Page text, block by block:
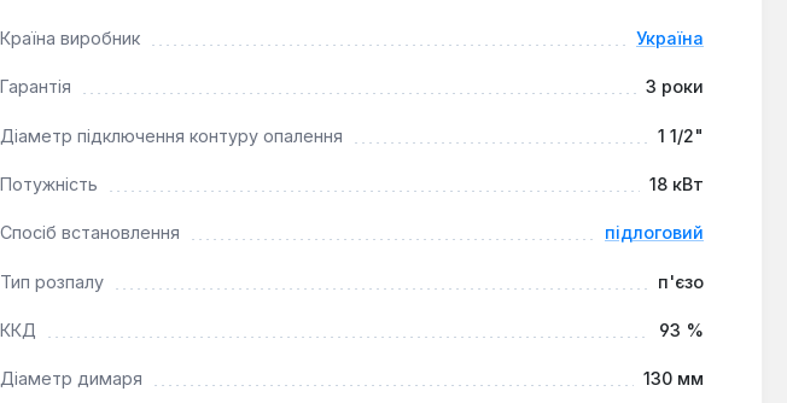
опалення з підключенням до димоходу діаметром 130 мм.
Країна виробник Україна
Гарантія 3 роки
Діаметр підключення контуру опалення 1 1/2"
Потужність 18 кВт
Спосіб встановлення підлоговий
Тип розпалу п'єзо
ККД 93 %
Діаметр димаря 130 мм